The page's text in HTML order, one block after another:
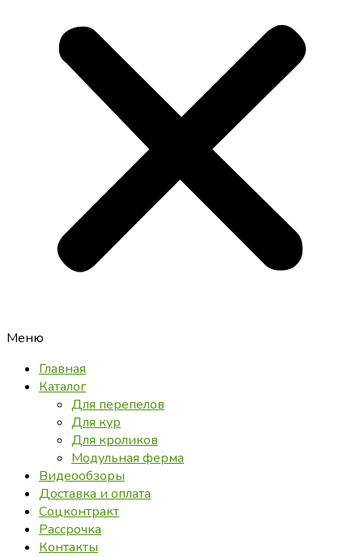
Меню
Главная
Каталог
Для перепелов
Для кур
Для кроликов
Модульная ферма
Видеообзоры
Доставка и оплата
Соцконтракт
Рассрочка
Контакты